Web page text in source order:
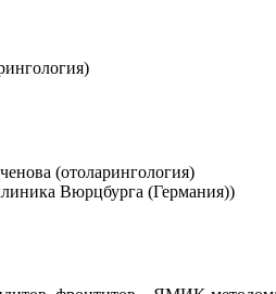
(отоларингология)
Вюрцбурга (Германия))